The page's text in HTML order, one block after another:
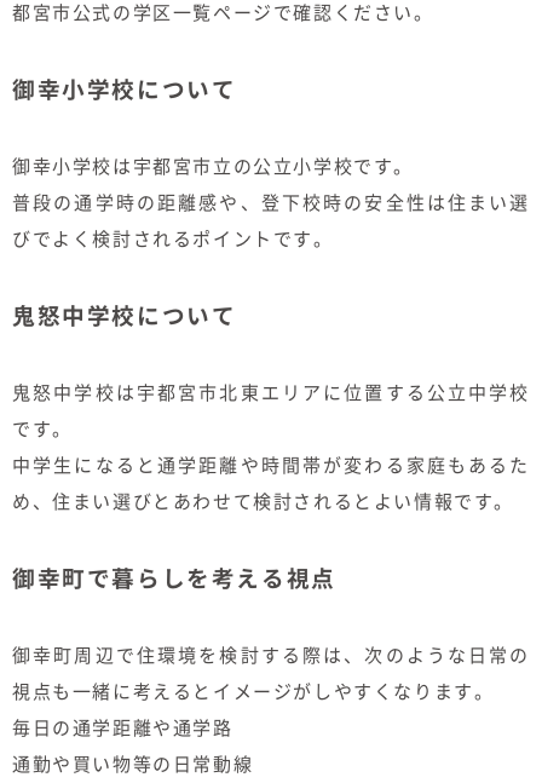
都宮市公式の学区一覧ページで確認ください。
御幸小学校について
御幸小学校は宇都宮市立の公立小学校です。
普段の通学時の距離感や、登下校時の安全性は住まい選
びでよく検討されるポイントです。
鬼怒中学校について
鬼怒中学校は宇都宮市北東エリアに位置する公立中学校
です。
中学生になると通学距離や時間帯が変わる家庭もあるた
め、住まい選びとあわせて検討されるとよい情報です。
御幸町で暮らしを考える視点
御幸町周辺で住環境を検討する際は、次のような日常の
視点も一緒に考えるとイメージがしやすくなります。
毎日の通学距離や通学路
通勤や買い物等の日常動線